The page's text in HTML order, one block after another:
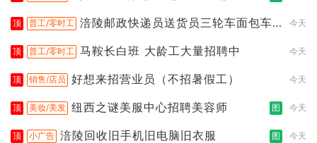
顶 普工/零时工 涪陵邮政快递员送货员三轮车面包车
今天
顶 普工/零时工 马鞍长白班 大龄工大量招聘中 今天
顶 销售/店员 好想来招营业员（不招暑假工） 今天
顶 美妆/美发 纽西之谜美服中心招聘美容师 图 今天
顶 小广告 涪陵回收旧手机旧电脑旧衣服 图 今天